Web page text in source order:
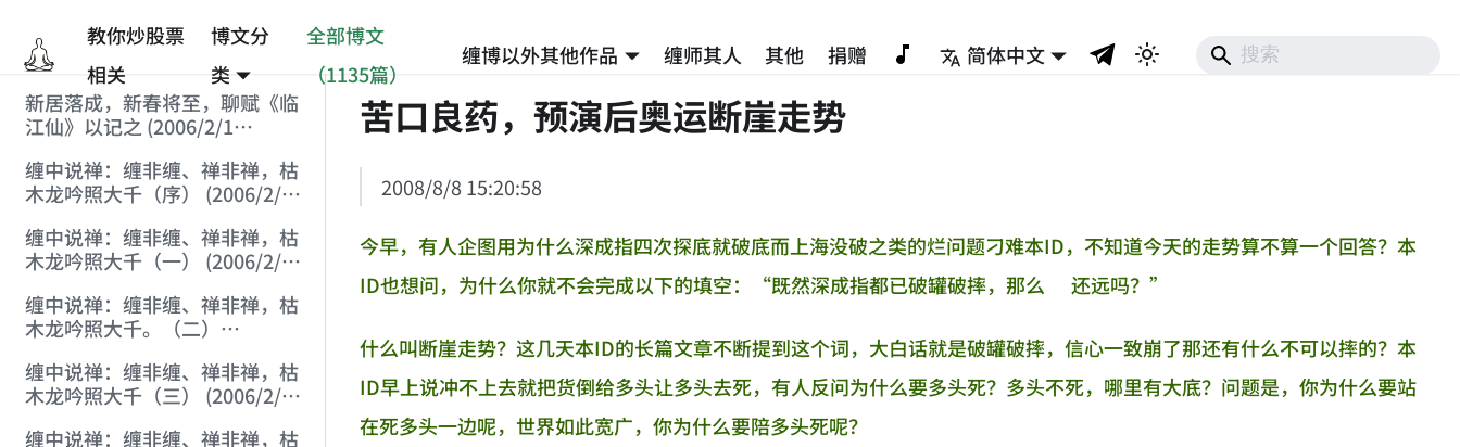
教你炒股票
相关
博文分
类
全部博文
（1135篇）
缠博以外其他作品 缠师其人 其他 捐赠
简体中文
新居落成，新春将至，聊赋《临
江仙》以记之 (2006/2/1
缠中说禅：缠非缠、禅非禅，枯
木龙吟照大千（序） (2006/2/1
缠中说禅：缠非缠、禅非禅，枯
木龙吟照大千（一） (2006/2/1
缠中说禅：缠非缠、禅非禅，枯
木龙吟照大千。（二）
缠中说禅：缠非缠、禅非禅，枯
木龙吟照大千（三） (2006/2/1
缠中说禅：缠非缠、禅非禅，枯
苦口良药，预演后奥运断崖走势
2008/8/8 15:20:58
今早，有人企图用为什么深成指四次探底就破底而上海没破之类的烂问题刁难本ID，不知道今天的走势算不算一个回答？本
ID也想问，为什么你就不会完成以下的填空：“既然深成指都已破罐破摔，那么 还远吗？”
什么叫断崖走势？这几天本ID的长篇文章不断提到这个词，大白话就是破罐破摔，信心一致崩了那还有什么不可以摔的？本
ID早上说冲不上去就把货倒给多头让多头去死，有人反问为什么要多头死？多头不死，哪里有大底？问题是，你为什么要站
在死多头一边呢，世界如此宽广，你为什么要陪多头死呢？